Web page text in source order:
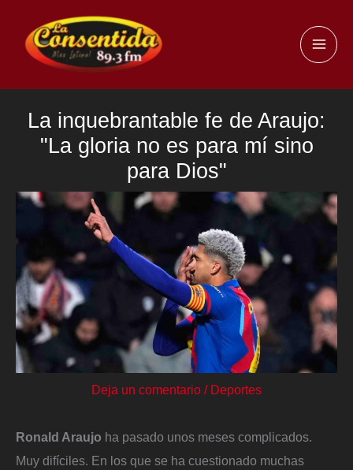
contenido
La inquebrantable fe de Araujo:
"La gloria no es para mí sino
para Dios"
Deja un comentario / Deportes
Ronald Araujo ha pasado unos meses complicados.
Muy difíciles. En los que se ha cuestionado muchas